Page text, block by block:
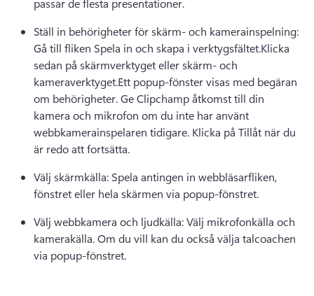
passar de flesta presentationer.
Ställ in behörigheter för skärm- och kamerainspelning:
Gå till fliken Spela in och skapa i verktygsfältet.Klicka
sedan på skärmverktyget eller skärm- och
kameraverktyget.Ett popup-fönster visas med begäran
om behörigheter. Ge Clipchamp åtkomst till din
kamera och mikrofon om du inte har använt
webbkamerainspelaren tidigare. Klicka på Tillåt när du
är redo att fortsätta.
Välj skärmkälla: Spela antingen in webbläsarfliken,
fönstret eller hela skärmen via popup-fönstret.
Välj webbkamera och ljudkälla: Välj mikrofonkälla och
kamerakälla. Om du vill kan du också välja talcoachen
via popup-fönstret.